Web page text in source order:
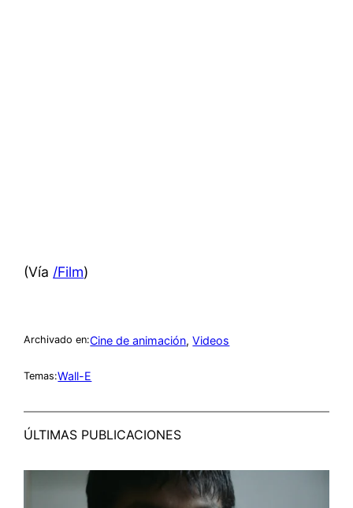
(Vía /Film)
Archivado en:Cine de animación, Videos
Temas:Wall-E
ÚLTIMAS PUBLICACIONES